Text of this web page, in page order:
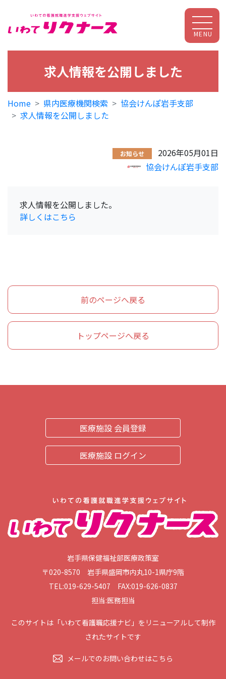
MENU
求人情報を公開しました
Home 県内医療機関検索
協会けんぽ岩手支部
求人情報を公開しました
お知らせ
2026年05月01日
協会けんぽ岩手支部
求人情報を公開しました。
詳しくはこちら
前のページへ戻る
トップページへ戻る
医療施設 会員登録
医療施設 ログイン
岩手県保健福祉部医療政策室
〒020-8570 岩手県盛岡市内丸10-1県庁9階
TEL:019-629-5407 FAX:019-626-0837
担当:医務担当
このサイトは「いわて看護職応援ナビ」をリニューアルして制作
されたサイトです
メールでのお問い合わせはこちら